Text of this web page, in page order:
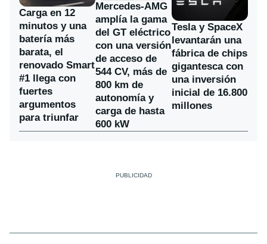
Carga en 12
minutos y una
batería más
barata, el
renovado Smart
#1 llega con
fuertes
argumentos
para triunfar
Mercedes-AMG
amplía la gama
del GT eléctrico
con una versión
de acceso de
544 CV, más de
800 km de
autonomía y
carga de hasta
600 kW
Tesla y SpaceX
levantarán una
fábrica de chips
gigantesca con
una inversión
inicial de 16.800
millones